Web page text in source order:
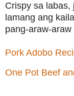
Crispy sa labas,
lamang ang
pang-araw-
Pork Adobo
One Pot Beef